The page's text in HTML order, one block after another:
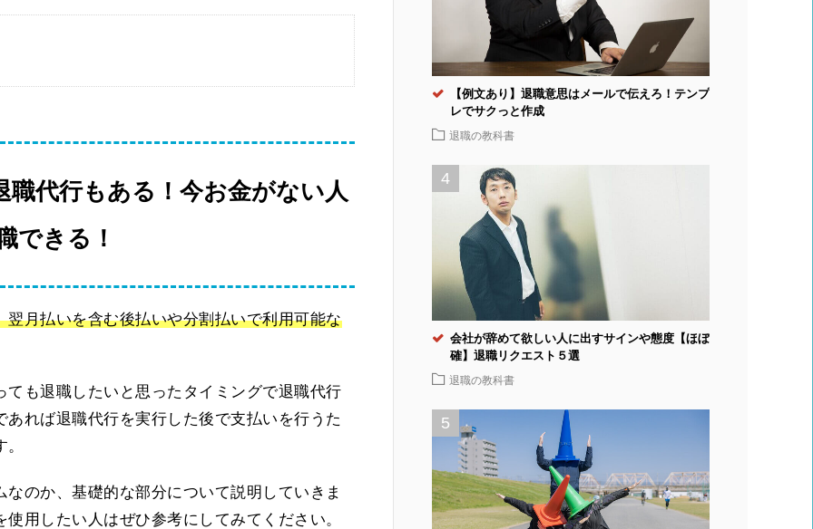
代行もある！今お金がない人
できる！
月払いを含む後払いや分割払いで利用可能な
も退職したいと思ったタイミングで退職代行
れば退職代行を実行した後で支払いを行うた
のか、基礎的な部分について説明していきま
用したい人はぜひ参考にしてみてください。
【例文あり】退職意思はメールで伝えろ！テンプ
レでサクっと作成
退職の教科書
会社が辞めて欲しい人に出すサインや態度【ほぼ
確】退職リクエスト５選
退職の教科書